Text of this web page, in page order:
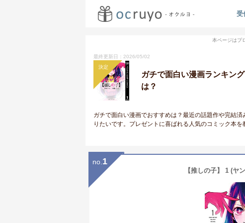
受
本ページはプ
最終更新日：2026/05/02
決定
ガチで面白い漫画ランキン
は？
ガチで面白い漫画でおすすめは？最近の話題作や完結
りたいです。プレゼントに喜ばれる人気のコミック本を
no. 1
【推しの子】 1 (ヤ